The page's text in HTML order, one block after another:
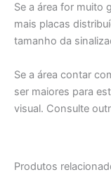
Se a área for muito
mais placas
tamanho da
Se a área contar
ser maiores para
visual. Consulte
Produtos